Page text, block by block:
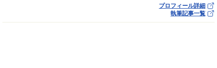
プロフィール詳細
執筆記事一覧